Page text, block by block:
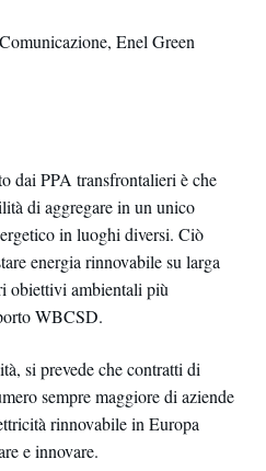
Enel Green
dai PPA transfrontalieri è che
di aggregare in un unico
in luoghi diversi. Ciò
energia rinnovabile su larga
obiettivi ambientali più
WBCSD.
si prevede che contratti di
sempre maggiore di aziende
rinnovabile in Europa
e innovare.